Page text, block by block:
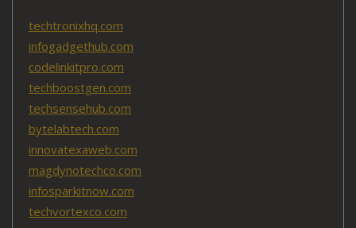
techtronixhq.com
infogadgethub.com
codelinkitpro.com
techboostgen.com
techsensehub.com
bytelabtech.com
innovatexaweb.com
magdynotechco.com
infosparkitnow.com
techvortexco.com